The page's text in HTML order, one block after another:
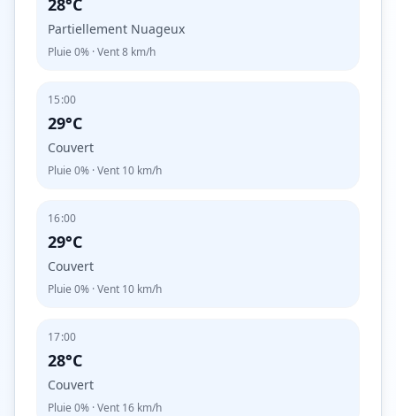
28°C
Partiellement Nuageux
Pluie 0% · Vent8 km/h
15:00
29°C
Couvert
Pluie 0% · Vent 10 km/h
16:00
29°C
Couvert
Pluie 0% · Vent 10 km/h
17:00
28°C
Couvert
Pluie 0% · Vent 16 km/h